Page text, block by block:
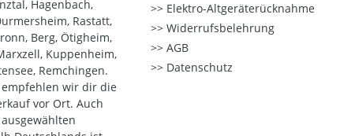
Hagenbach,
Rastatt,
Berg, Ötigheim,
Kuppenheim,
Remchingen.
wir dir die
vor Ort. Auch
Elektro-Altgeräterücknahme
Widerrufsbelehrung
AGB
Datenschutz